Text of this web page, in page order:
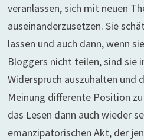
veranlassen, sich mit neuen
auseinanderzusetzen. Sie
lassen und auch dann, wenn
Bloggers nicht teilen, sind sie
Widerspruch auszuhalten und
Meinung differente Position
das Lesen dann auch wieder
emanzipatorischen Akt, der